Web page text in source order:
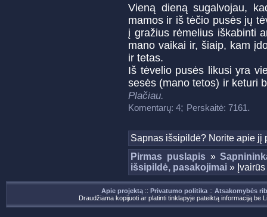
Vieną dieną sugalvojau,
mamos ir iš tėčio pusės jų
į gražius rėmelius iškabinti
mano vaikai ir, šiaip, kam
ir tetas.
Iš tėvelio pusės likusi yra
sesės (mano tetos) ir keturi
Plačiau.
Komentarų: 4; Perskaitė: 7161.
Sapnas išsipildė? Norite apie jį
Pirmas puslapis»
išsipildė, pasakojimai »
Apie projektą :: Privatumo politika :: Atsakomybės
Draudžiama kopijuoti ar platinti tinklapyje pateiktą informaciją be